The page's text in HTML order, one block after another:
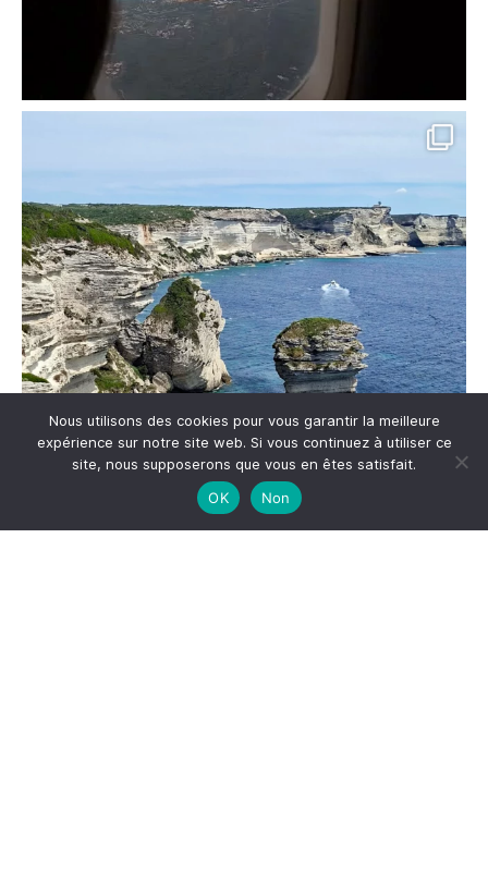
Nous utilisons des cookies pour vous garantir la meilleure
expérience sur notre site web. Si vous continuez à utiliser ce
site, nous supposerons que vous en êtes satisfait.
OK
Non